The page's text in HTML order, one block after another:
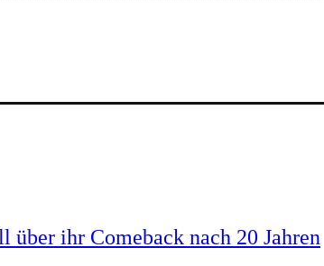
ihr Comeback nach 20 Jahren